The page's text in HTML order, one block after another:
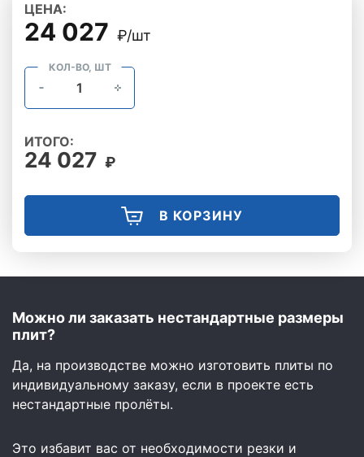
ЦЕНА:
24 027 ₽/шт
КОЛ-ВО, ШТ
ИТОГО:
24 027 ₽
В КОРЗИНУ
Можно ли заказать нестандартные размеры
плит?
Да, на производстве можно изготовить плиты по
индивидуальному заказу, если в проекте есть
нестандартные пролёты.
Это избавит вас от необходимости резки и